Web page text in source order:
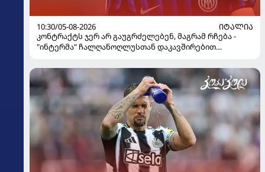
10:30/05-08-2026
ᲘᲢᲐᲚᲘᲐ
კონტრაქტს ჯერ არ გაუგრძელებენ, მაგრამ რჩება -
"ინტერმა" ჩალღანოღლუსთან დაკავშირებით